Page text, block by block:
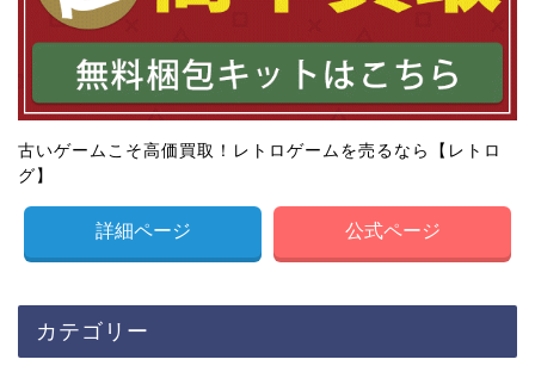
古いゲームこそ高価買取！レトロゲームを売るなら【レトロ
グ】
詳細ページ 公式ページ
カテゴリー